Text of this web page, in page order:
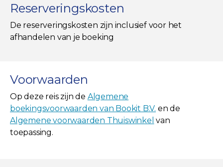
Reserveringskosten
De reserveringskosten zijn inclusief voor het
afhandelen van je boeking
Voorwaarden
Op deze reis zijn de Algemene
boekingsvoorwaarden van Bookit B.V. en de
Algemene voorwaarden Thuiswinkel van
toepassing.